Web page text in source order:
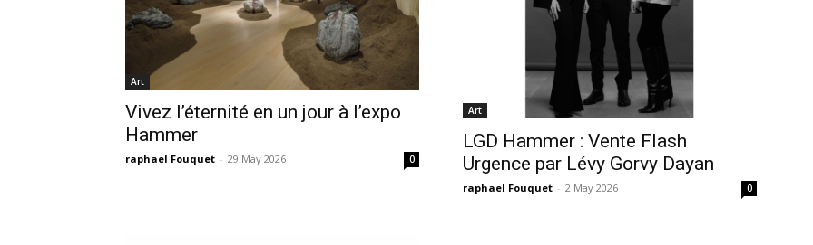
Art
Vivez l’éternité en un jour à l’expo
Hammer
raphael Fouquet - 29 May 2026 0
Art
LGD Hammer : Vente Flash
Urgence par Lévy Gorvy Dayan
raphael Fouquet - 2 May 2026 0